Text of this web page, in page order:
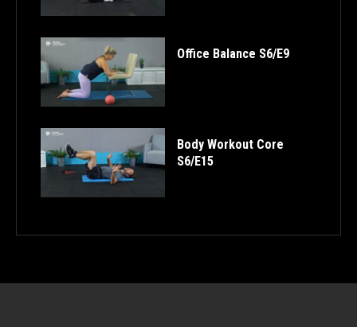
Office Balance S6/E9
Body Workout Core
S6/E15